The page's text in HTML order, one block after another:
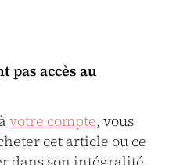
pas accès au
votre compte, vous
cet article ou ce